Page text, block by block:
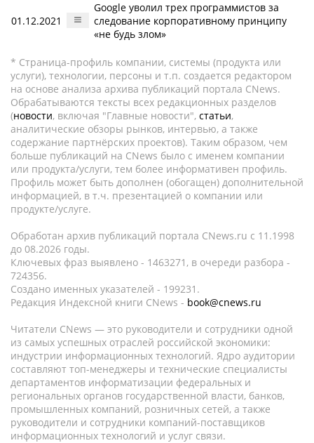
01.12.2021
Google уволил трех программистов за
следование корпоративному принципу
«не будь злом»
* Страница-профиль компании, системы (продукта или
услуги), технологии, персоны и т.п. создается редактором
на основе анализа архива публикаций портала CNews.
Обрабатываются тексты всех редакционных разделов
(новости, включая "Главные новости", статьи,
аналитические обзоры рынков, интервью, а также
содержание партнёрских проектов). Таким образом, чем
больше публикаций на CNews было с именем компании
или продукта/услуги, тем более информативен профиль.
Профиль может быть дополнен (обогащен) дополнительной
информацией, в т.ч. презентацией о компании или
продукте/услуге.
Обработан архив публикаций портала CNews.ru c 11.1998
до 08.2026 годы.
Ключевых фраз выявлено - 1463271, в очереди разбора -
724356.
Создано именных указателей - 199231.
Редакция Индексной книги CNews - book@cnews.ru
Читатели CNews — это руководители и сотрудники одной
из самых успешных отраслей российской экономики:
индустрии информационных технологий. Ядро аудитории
составляют топ-менеджеры и технические специалисты
департаментов информатизации федеральных и
региональных органов государственной власти, банков,
промышленных компаний, розничных сетей, а также
руководители и сотрудники компаний-поставщиков
информационных технологий и услуг связи.